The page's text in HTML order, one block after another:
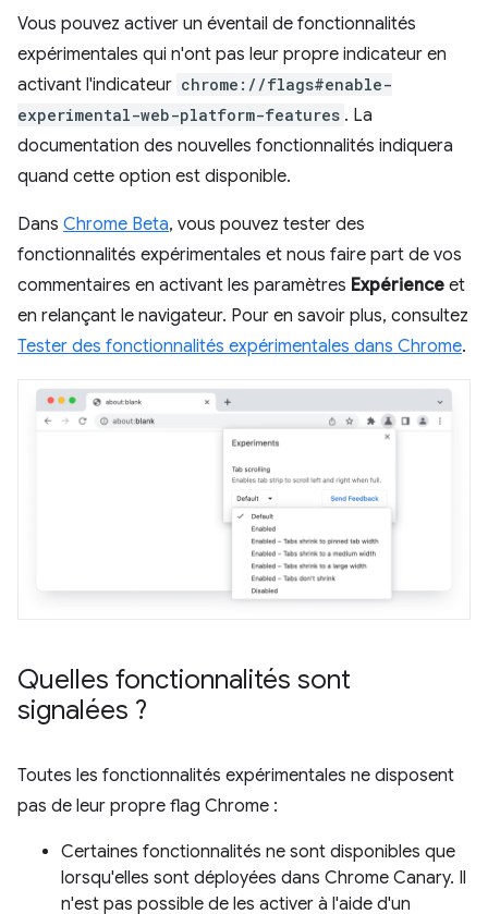
Vous pouvez activer un éventail de fonctionnalités
expérimentales qui n'ont pas leur propre indicateur en
activant l'indicateur chrome://flags#enable-
experimental-web-platform-features . La
documentation des nouvelles fonctionnalités indiquera
quand cette option est disponible.
Dans Chrome Beta, vous pouvez tester des
fonctionnalités expérimentales et nous faire part de vos
commentaires en activant les paramètres Expérience et
en relançant le navigateur. Pour en savoir plus, consultez
Tester des fonctionnalités expérimentales dans Chrome.
Quelles fonctionnalités sont
signalées ?
Toutes les fonctionnalités expérimentales ne disposent
pas de leur propre flag Chrome :
Certaines fonctionnalités ne sont disponibles que
lorsqu'elles sont déployées dans Chrome Canary. Il
n'est pas possible de les activer à l'aide d'un